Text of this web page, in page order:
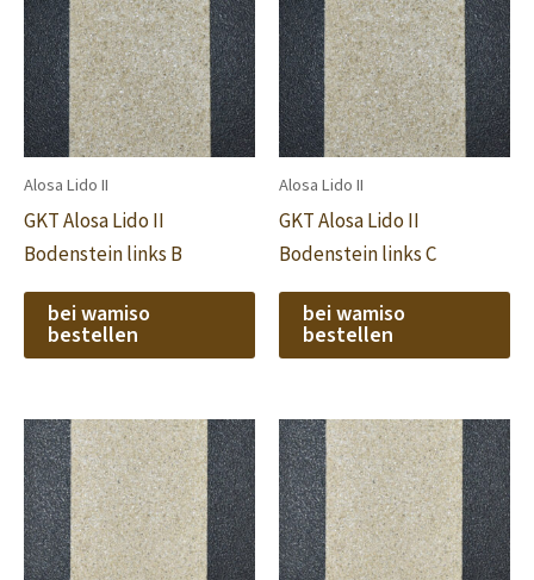
Alosa Lido II
GKT Alosa Lido II
Bodenstein links B
bei wamiso
bestellen
Alosa Lido II
GKT Alosa Lido II
Bodenstein links C
bei wamiso
bestellen